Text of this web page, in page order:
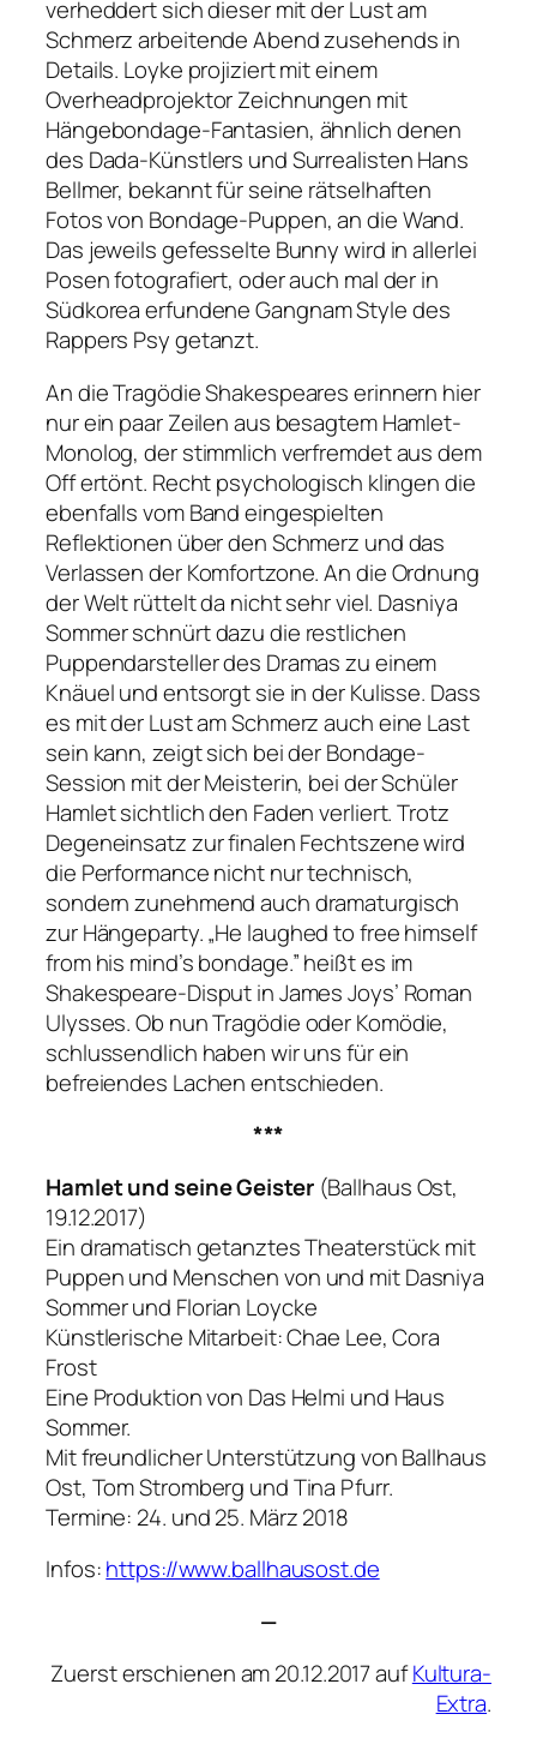
verheddert sich dieser mit der Lust am
Schmerz arbeitende Abend zusehends in
Details. Loyke projiziert mit einem
Overheadprojektor Zeichnungen mit
Hängebondage-Fantasien, ähnlich denen
des Dada-Künstlers und Surrealisten Hans
Bellmer, bekannt für seine rätselhaften
Fotos von Bondage-Puppen, an die Wand.
Das jeweils gefesselte Bunny wird in allerlei
Posen fotografiert, oder auch mal der in
Südkorea erfundeneGangnam Styledes
Rappers Psy getanzt.
An die Tragödie Shakespeares erinnern hier
nur ein paar Zeilen aus besagtem Hamlet-
Monolog, der stimmlich verfremdet aus dem
Off ertönt. Recht psychologisch klingen die
ebenfalls vom Band eingespielten
Reflektionen über den Schmerz und das
Verlassen der Komfortzone. An die Ordnung
der Welt rüttelt da nicht sehr viel. Dasniya
Sommer schnürt dazu die restlichen
Puppendarsteller des Dramas zu einem
Knäuel und entsorgt sie in der Kulisse. Dass
es mit der Lust am Schmerz auch eine Last
sein kann, zeigt sich bei der Bondage-
Session mit der Meisterin, bei der Schüler
Hamlet sichtlich den Faden verliert. Trotz
Degeneinsatz zur finalen Fechtszene wird
die Performance nicht nur technisch,
sondern zunehmend auch dramaturgisch
zur Hängeparty.„He laughed to free himself
from his mind’s bondage.”heißt es im
Shakespeare-Disput in James Joys’ Roman
Ulysses. Ob nun Tragödie oder Komödie,
schlussendlich haben wir uns für ein
befreiendes Lachen entschieden.
***
Hamlet und seine Geister(Ballhaus Ost,
19.12.2017)
Ein dramatisch getanztes Theaterstück mit
Puppen und Menschen von und mit Dasniya
Sommer und Florian Loycke
Künstlerische Mitarbeit: Chae Lee, Cora
Frost
Eine Produktion von Das Helmi und Haus
Sommer.
Mit freundlicher Unterstützung von Ballhaus
Ost, Tom Stromberg und Tina Pfurr.
Termine: 24. und 25. März 2018
Infos:https://www.ballhausost.de
—
Zuerst erschienen am 20.12.2017 aufKultura-
Extra.